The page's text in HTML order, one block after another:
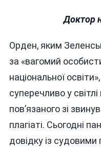
Доктор
Орден, яким
за «вагомий
національної
суперечливо у
пов’язаного зі
плагіаті. Сьогодні
довідку із